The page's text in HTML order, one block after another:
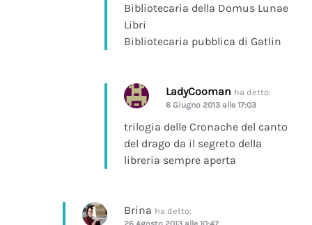
Bibliotecaria della Domus Lunae
Libri
Bibliotecaria pubblica di Gatlin
LadyCooman ha detto:
6 Giugno 2013 alle 17:03
trilogia delle Cronache del canto
del drago da il segreto della
libreria sempre aperta
Brina ha detto: